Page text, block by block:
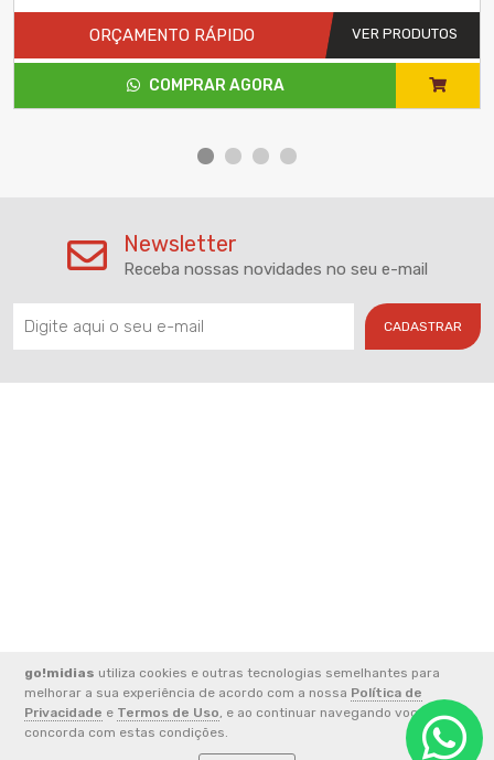
go!midias utiliza cookies e outras tecnologias semelhantes para
melhorar a sua experiência de acordo com a nossa Política de
Privacidade e Termos de Uso, e ao continuar navegando você
concorda com estas condições.
ORÇAMENTO RÁPIDO VER PRODUTOS
COMPRAR AGORA
Newsletter
Receba nossas novidades no seu e-mail
CADASTRAR
2026 © CNPJ: 33.852.824/0001-49 - FERREIRA E ALVES
COMUNICACAO LTDA